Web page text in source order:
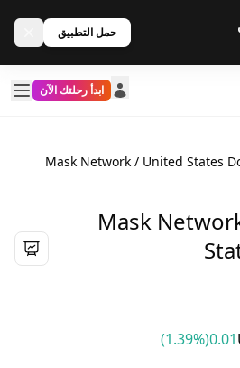
حمل التطبيق
ابدأ رحلتك الآن
Mask Network / United States
Mask
0.01
(1.39%)